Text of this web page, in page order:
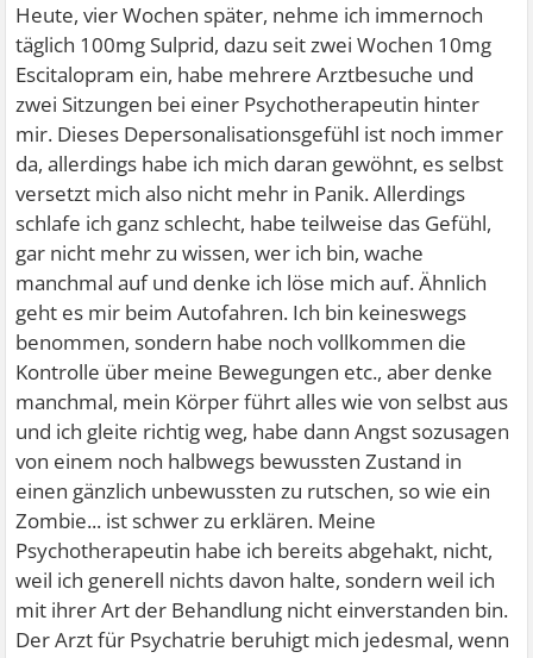
Heute, vier Wochen später, nehme ich immernoch
täglich 100mg Sulprid, dazu seit zwei Wochen 10mg
Escitalopram ein, habe mehrere Arztbesuche und
zwei Sitzungen bei einer Psychotherapeutin hinter
mir. Dieses Depersonalisationsgefühl ist noch immer
da, allerdings habe ich mich daran gewöhnt, es selbst
versetzt mich also nicht mehr in Panik. Allerdings
schlafe ich ganz schlecht, habe teilweise das Gefühl,
gar nicht mehr zu wissen, wer ich bin, wache
manchmal auf und denke ich löse mich auf. Ähnlich
geht es mir beim Autofahren. Ich bin keineswegs
benommen, sondern habe noch vollkommen die
Kontrolle über meine Bewegungen etc., aber denke
manchmal, mein Körper führt alles wie von selbst aus
und ich gleite richtig weg, habe dann Angst sozusagen
von einem noch halbwegs bewussten Zustand in
einen gänzlich unbewussten zu rutschen, so wie ein
Zombie... ist schwer zu erklären. Meine
Psychotherapeutin habe ich bereits abgehakt, nicht,
weil ich generell nichts davon halte, sondern weil ich
mit ihrer Art der Behandlung nicht einverstanden bin.
Der Arzt für Psychatrie beruhigt mich jedesmal, wenn